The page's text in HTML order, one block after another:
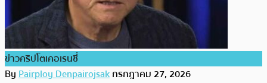
ข่าวคริปโตเคอเรนซี่
ByPairploy Denpairojsakกรกฎาคม 27, 2026